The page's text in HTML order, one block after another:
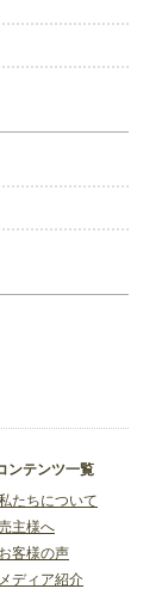
ンテンツ一覧
たちについて
主様へ
お客様の声
メディア紹介